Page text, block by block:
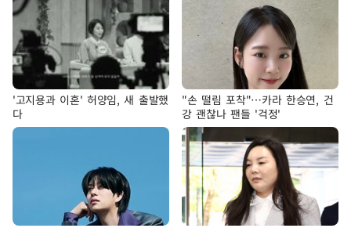
'고지용과 이혼' 허양임, 새 출발했
다
"손 떨림 포착"…카라 한승연, 건
강 괜찮나 팬들 '걱정'